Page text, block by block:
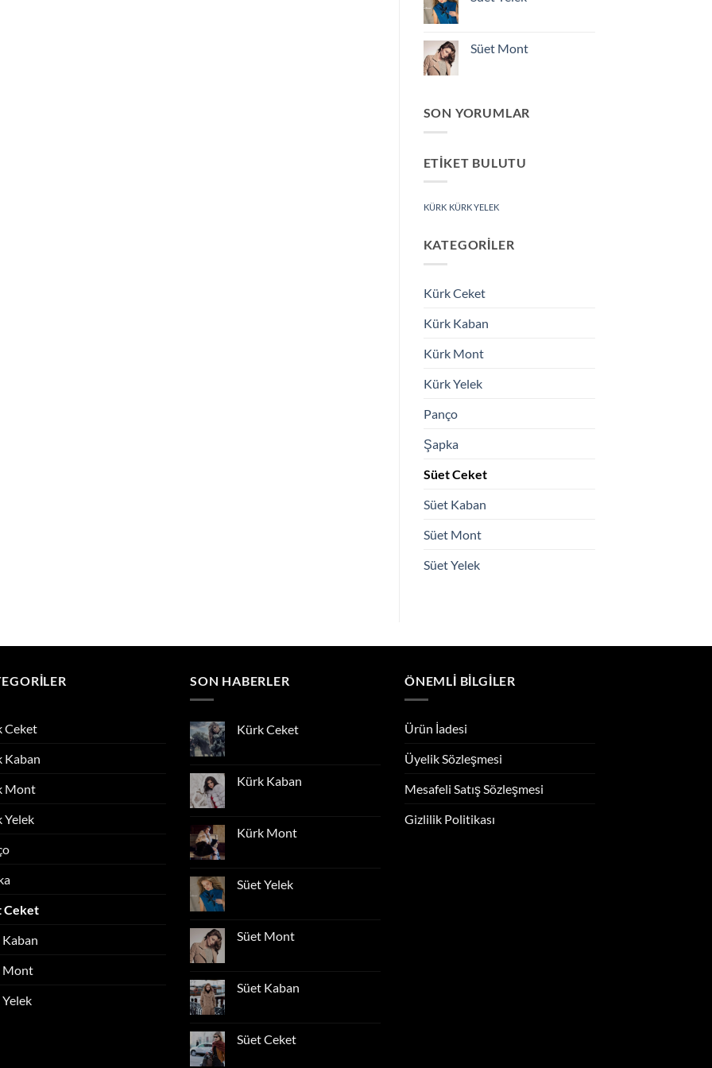
Yelek
Süet Mont
SON YORUMLAR
ETIKET BULUTU
KÜRK KÜRK YELEK
KATEGORILER
Kürk Ceket
Kürk Kaban
Kürk Mont
Kürk Yelek
Panço
Şapka
Süet Ceket
Süet Kaban
Süet Mont
Süet Yelek
Ceket
Kaban
Mont
Yelek
Ceket
Kaban
Mont
SON HABERLER
Kürk Ceket
Ceket
Kürk Kaban
Kaban
Kürk Mont
Mont
Süet Yelek
Yelek
Süet Mont
Mont
Süet Kaban
Kaban
Süet Ceket
ÖNEMLI BILGILER
Ürün İadesi
Üyelik Sözleşmesi
Mesafeli Satış Sözleşmesi
Gizlilik Politikası